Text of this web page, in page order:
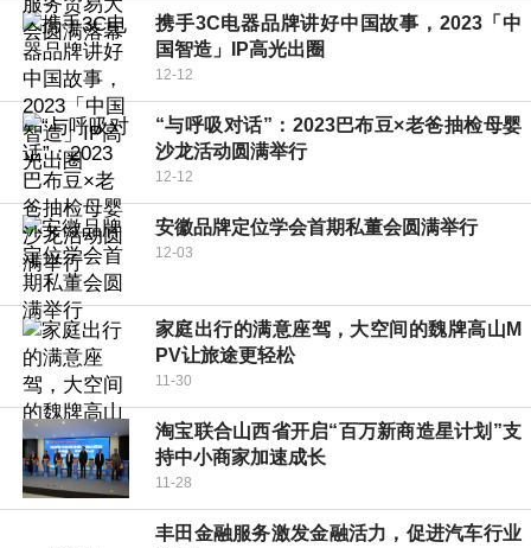
携手3C电器品牌讲好中国故事，2023「中
国智造」IP高光出圈
12-12
“与呼吸对话”：2023巴布豆×老爸抽检母婴
沙龙活动圆满举行
12-12
安徽品牌定位学会首期私董会圆满举行
12-03
家庭出行的满意座驾，大空间的魏牌高山M
PV让旅途更轻松
11-30
淘宝联合山西省开启“百万新商造星计划”支
持中小商家加速成长
11-28
丰田金融服务激发金融活力，促进汽车行业